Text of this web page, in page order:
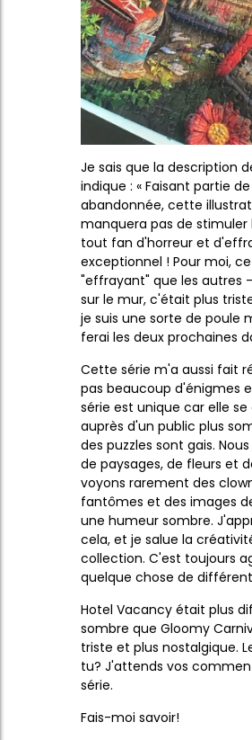
Je sais que la description
indique : « Faisant partie
abandonnée, cette
manquera pas de
tout fan d'horreur et
exceptionnel ! Pour moi,
"effrayant" que les autres
sur le mur, c'était plus
je suis une sorte de poule
ferai les deux prochaines
Cette série m'a aussi fait
pas beaucoup d'énigmes
série est unique car elle
auprès d'un public plus
des puzzles sont gais.
de paysages, de fleurs et
voyons rarement des
fantômes et des images
une humeur sombre.
cela, et je salue la
collection. C'est toujours
quelque chose de
Hotel Vacancy était plus
sombre que Gloomy
triste et plus nostalgique.
tu? J'attends vos
série.
Fais-moi savoir!